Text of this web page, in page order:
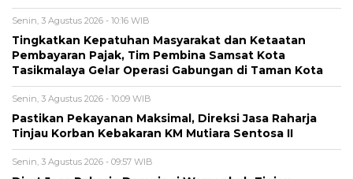
Senin, 3 Agustus 2026 - 10:16 WIB
Tingkatkan Kepatuhan Masyarakat dan Ketaatan
Pembayaran Pajak, Tim Pembina Samsat Kota
Tasikmalaya Gelar Operasi Gabungan di Taman Kota
Senin, 3 Agustus 2026 - 10:09 WIB
Pastikan Pekayanan Maksimal, Direksi Jasa Raharja
Tinjau Korban Kebakaran KM Mutiara Sentosa II
Senin, 3 Agustus 2026 - 09:57 WIB